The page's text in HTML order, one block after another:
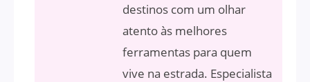
destinos com um olhar
atento às melhores
ferramentas para quem
vive na estrada. Especialista